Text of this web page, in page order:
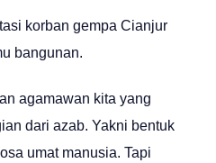
korban gempa Cianjur
bangunan.
agamawan kita yang
dari azab. Yakni bentuk
umat manusia. Tapi